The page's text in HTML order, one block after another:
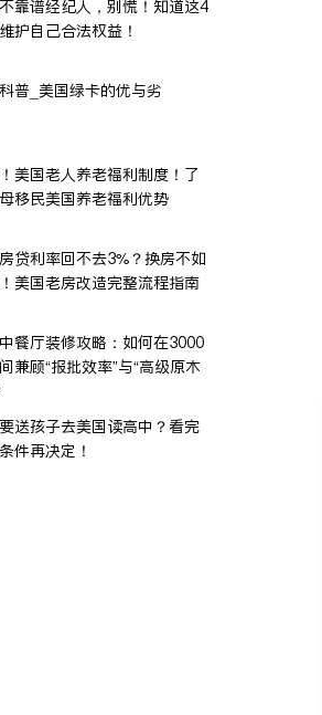
靠谱经纪人，别慌！知道这4
护自己合法权益！
普_美国绿卡的优与劣
美国老人养老福利制度！了
移民美国养老福利优势
贷利率回不去3%？换房不如
美国老房改造完整流程指南
餐厅装修攻略：如何在3000
兼顾“报批效率”与“高级原木
送孩子去美国读高中？看完
件再决定！